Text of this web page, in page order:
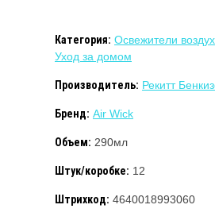
Категория: Освежители
Уход за домом
Производитель: Рекитт
Бренд: Air Wick
Объем: 290мл
Штук/коробке: 12
Штрихкод: 4640018993060